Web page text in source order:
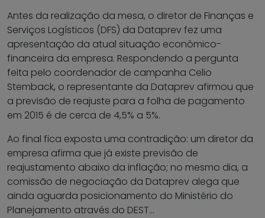
Antes da realização da mesa, o diretor de Finanças e
Serviços Logísticos (DFS) da Dataprev fez uma
apresentação da atual situação econômico-
financeira da empresa. Respondendo a pergunta
feita pelo coordenador de campanha Celio
Stemback, o representante da Dataprev afirmou que
a previsão de reajuste para a folha de pagamento
em 2015 é de cerca de 4,5% a 5%.
Ao final fica exposta uma contradição: um diretor da
empresa afirma que já existe previsão de
reajustamento abaixo da inflação; no mesmo dia, a
comissão de negociação da Dataprev alega que
ainda aguarda posicionamento do Ministério do
Planejamento através do DEST…